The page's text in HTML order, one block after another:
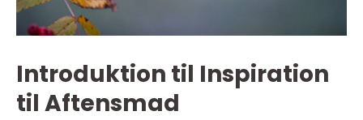
Introduktion til Inspiration
til Aftensmad